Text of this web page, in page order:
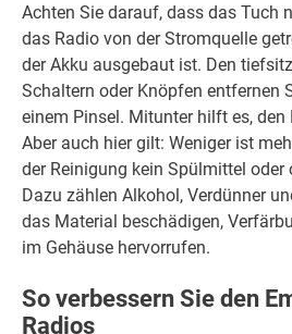
Achten Sie darauf, dass das Tuch
das Radio von der Stromquelle
der Akku ausgebaut ist. Den
Schaltern oder Knöpfen entfernen
einem Pinsel. Mitunter hilft es,
Aber auch hier gilt: Weniger ist
der Reinigung kein Spülmittel oder
Dazu zählen Alkohol, Verdünner
das Material beschädigen,
im Gehäuse hervorrufen.
So verbessern Sie den
Radios